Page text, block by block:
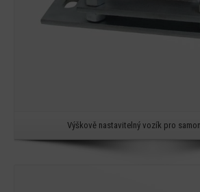
Výškově nastavitelný vozík pro